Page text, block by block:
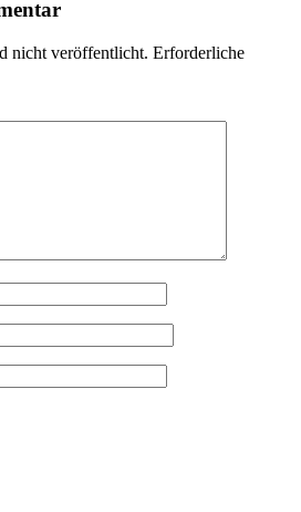
nicht veröffentlicht. Erforderliche